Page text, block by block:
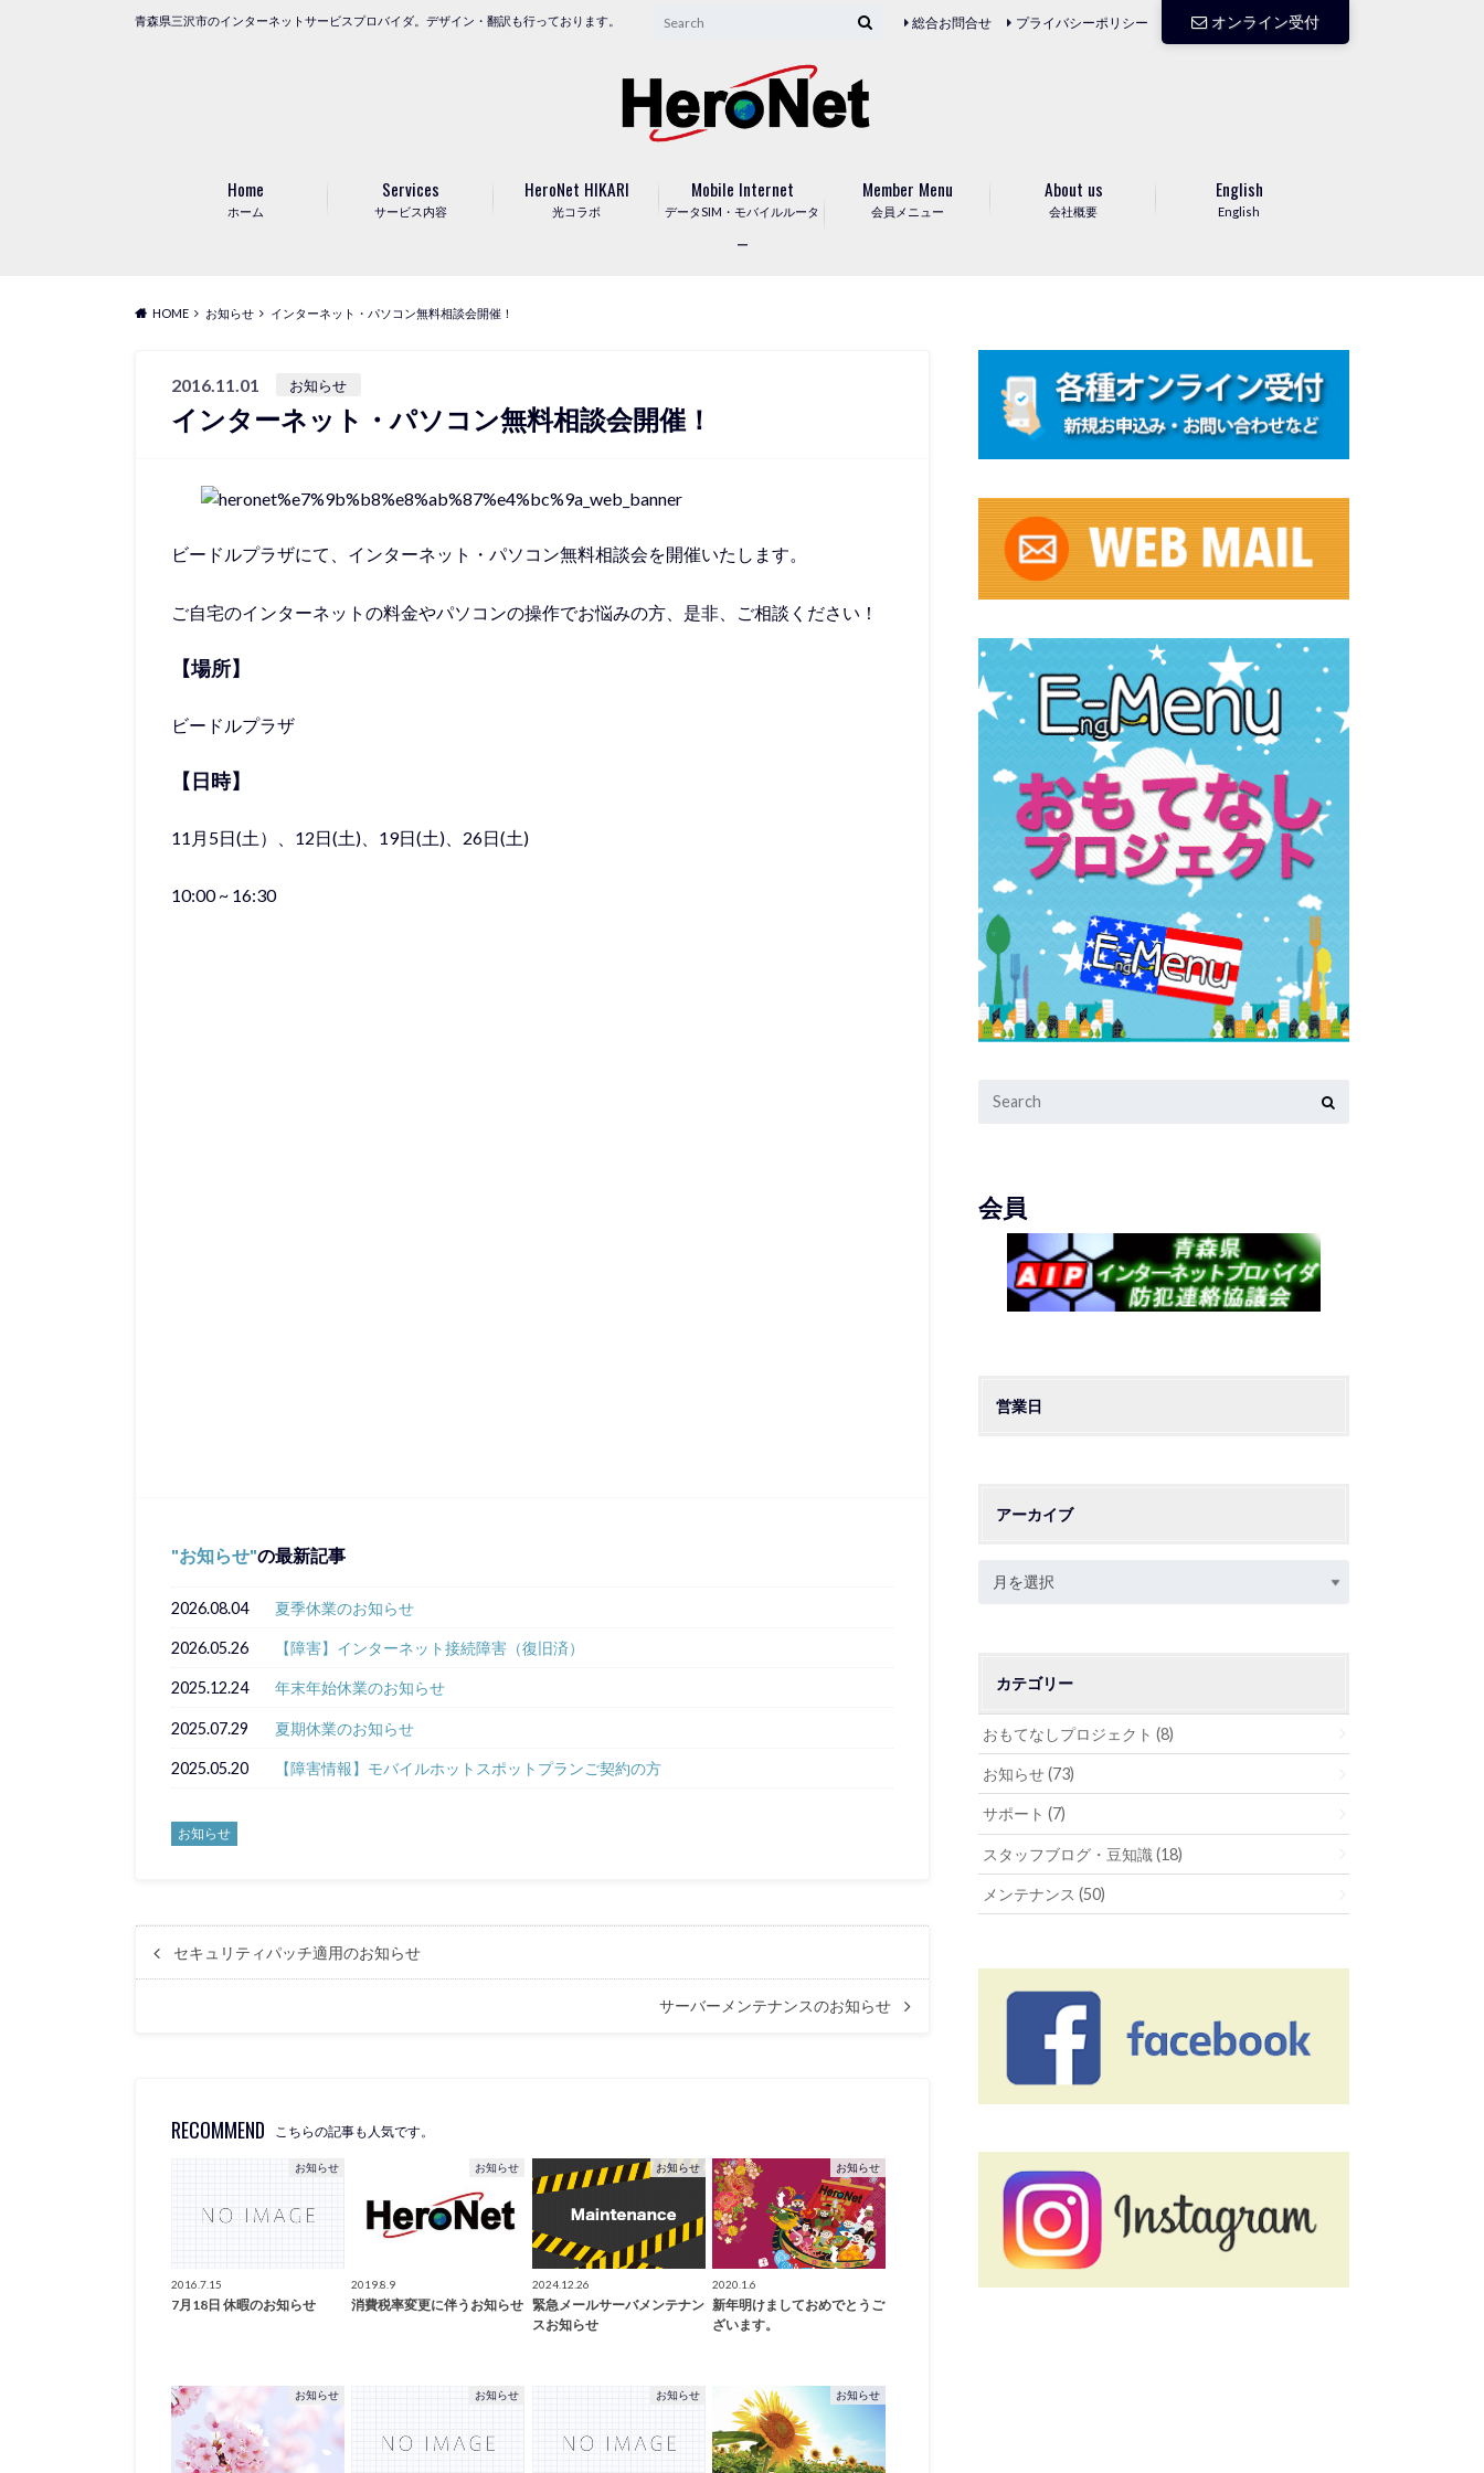
青森県三沢市のインターネットサービスプロバイダ。デザイン・翻訳も行っております。 オンライン受付
総合お問合せ プライバシーポリシー
ホーム
Home
サービス内容
Services
光コラボ
HeroNet HIKARI
データSIM・モバイルルータ
ー
Mobile Internet
会員メニュー
Member Menu
会社概要
About us
English
English
HOME お知らせ インターネット・パソコン無料相談会開催！
2016.11.01 お知らせ
インターネット・パソコン無料相談会開催！
ビードルプラザにて、インターネット・パソコン無料相談会を開催いたします。
ご自宅のインターネットの料金やパソコンの操作でお悩みの方、是非、ご相談ください！
【場所】
ビードルプラザ
【日時】
11月5日(土）、12日(土)、19日(土)、26日(土)
10:00 ~ 16:30
お知らせ の最新記事
2026.08.04 夏季休業のお知らせ
2026.05.26 【障害】インターネット接続障害（復旧済）
2025.12.24 年末年始休業のお知らせ
2025.07.29 夏期休業のお知らせ
2025.05.20 【障害情報】モバイルホットスポットプランご契約の方
お知らせ
セキュリティパッチ適用のお知らせ
サーバーメンテナンスのお知らせ
RECOMMEND こちらの記事も人気です。
お知らせ
2016.7.15
7月18日 休暇のお知らせ
お知らせ
2019.8.9
消費税率変更に伴うお知らせ
お知らせ
2024.12.26
緊急メールサーバメンテナン
スお知らせ
お知らせ
2020.1.6
新年明けましておめでとうご
ざいます。
お知らせ お知らせ お知らせ お知らせ
会員
営業日
アーカイブ
カテゴリー
おもてなしプロジェクト(8)
お知らせ(73)
サポート(7)
スタッフブログ・豆知識(18)
メンテナンス(50)